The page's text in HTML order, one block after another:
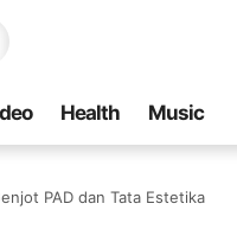
Health Music
PAD dan Tata Estetika